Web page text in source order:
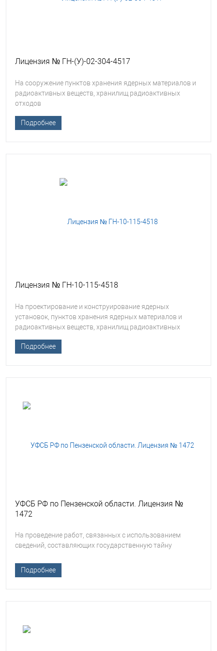
Лицензия № ГН-(У)-02-304-4517
На сооружение пунктов хранения ядерных материалов и
радиоактивных веществ, хранилищ радиоактивных
отходов
Подробнее
Лицензия № ГН-10-115-4518
На проектирование и конструирование ядерных
установок, пунктов хранения ядерных материалов и
радиоактивных веществ, хранилищ радиоактивных
Подробнее
УФСБ РФ по Пензенской области. Лицензия №
1472
На проведение работ, связанных с использованием
сведений, составляющих государственную тайну
Подробнее